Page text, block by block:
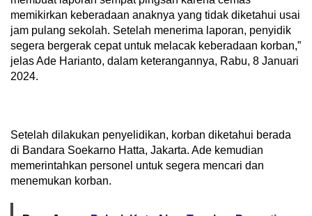
memikirkan keberadaan anaknya yang tidak diketahui usai
jam pulang sekolah. Setelah menerima laporan, penyidik
segera bergerak cepat untuk melacak keberadaan korban,”
jelas Ade Harianto, dalam keterangannya, Rabu, 8 Januari
2024.
Setelah dilakukan penyelidikan, korban diketahui berada
di Bandara Soekarno Hatta, Jakarta. Ade kemudian
memerintahkan personel untuk segera mencari dan
menemukan korban.